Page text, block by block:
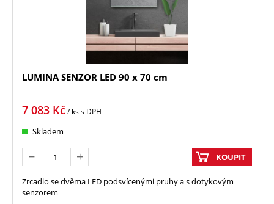
LUMINA SENZOR LED 90 x 70 cm
7 083 Kč/ kss DPH
Skladem
KOUPIT
Zrcadlo se dvěma LED podsvícenými pruhy a s dotykovým
senzorem